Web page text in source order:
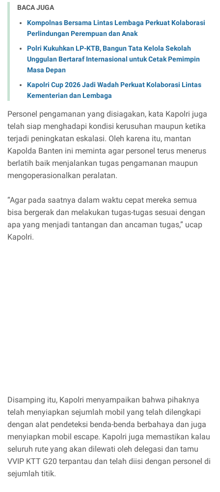
BACA JUGA
Kompolnas Bersama Lintas Lembaga Perkuat Kolaborasi
Perlindungan Perempuan dan Anak
Polri Kukuhkan LP-KTB, Bangun Tata Kelola Sekolah
Unggulan Bertaraf Internasional untuk Cetak Pemimpin
Masa Depan
Kapolri Cup 2026 Jadi Wadah Perkuat Kolaborasi Lintas
Kementerian dan Lembaga
Personel pengamanan yang disiagakan, kata Kapolri juga
telah siap menghadapi kondisi kerusuhan maupun ketika
terjadi peningkatan eskalasi. Oleh karena itu, mantan
Kapolda Banten ini meminta agar personel terus menerus
berlatih baik menjalankan tugas pengamanan maupun
mengoperasionalkan peralatan.
“Agar pada saatnya dalam waktu cepat mereka semua
bisa bergerak dan melakukan tugas-tugas sesuai dengan
apa yang menjadi tantangan dan ancaman tugas,” ucap
Kapolri.
Disamping itu, Kapolri menyampaikan bahwa pihaknya
telah menyiapkan sejumlah mobil yang telah dilengkapi
dengan alat pendeteksi benda-benda berbahaya dan juga
menyiapkan mobil escape. Kapolri juga memastikan kalau
seluruh rute yang akan dilewati oleh delegasi dan tamu
VVIP KTT G20 terpantau dan telah diisi dengan personel di
sejumlah titik.